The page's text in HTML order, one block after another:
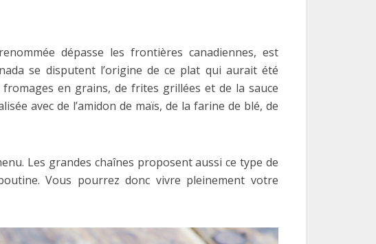
dépasse les frontières canadiennes, est
se disputent l’origine de ce plat qui aurait été
en grains, de frites grillées et de la sauce
avec de l’amidon de maïs, de la farine de blé, de
Les grandes chaînes proposent aussi ce type de
Vous pourrez donc vivre pleinement votre